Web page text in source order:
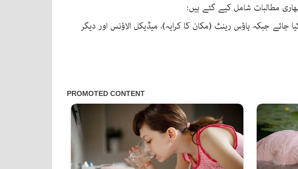
ہے کہ ملازمین کی بنیادی تنخواہوں میں فی الفور 200 فیصد اضافہ کیا جائے جبکہ ہاؤس رینٹ (مکان کا کرایہ)، میڈیکل الاؤنس اور دیگر